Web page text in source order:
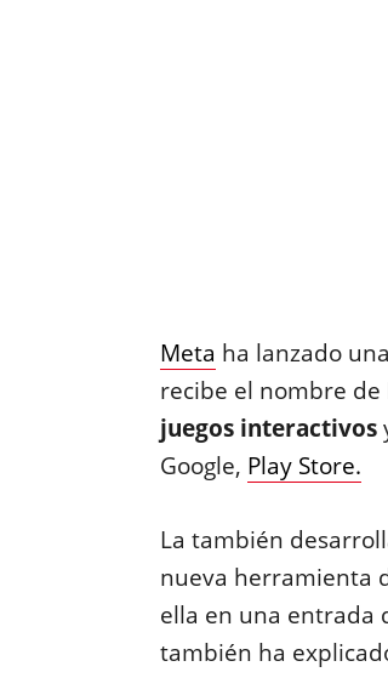
Meta ha lanzado
recibe el nombre de
juegos interactivos
Google, Play Store.
La también
nueva herramienta
ella en una entrada
también ha